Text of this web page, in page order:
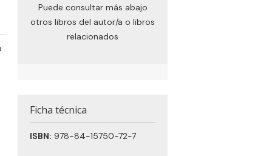
Puede consultar más abajo
otros libros del autor/a o libros
relacionados
Ficha técnica
ISBN: 978-84-15750-72-7